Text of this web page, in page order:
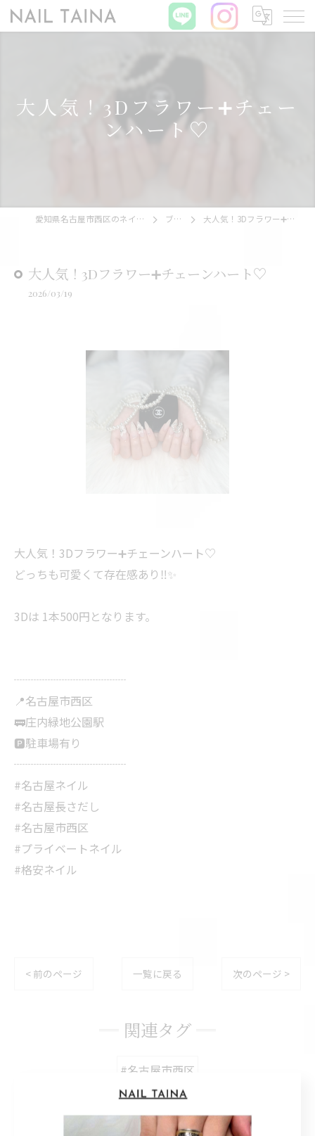
大人気！3Dフラワー➕チェー
ンハート♡
愛知県名古屋市西区のネイルならNAIL TAINA ブログ 大人気！3Dフラワー➕チェーンハート♡
大人気！3Dフラワー➕チェーンハート♡
2026/03/19
大人気！3Dフラワー➕チェーンハート♡
どっちも可愛くて存在感あり‼️✨️
3Dは 1本500円となります。
┈┈┈┈┈┈┈┈┈┈
📍名古屋市西区
🚃庄内緑地公園駅
🅿️駐車場有り
┈┈┈┈┈┈┈┈┈┈
#名古屋ネイル
#名古屋長さだし
#名古屋市西区
#プライベートネイル
#格安ネイル
< 前のページ 一覧に戻る 次のページ >
関連タグ
#名古屋市西区